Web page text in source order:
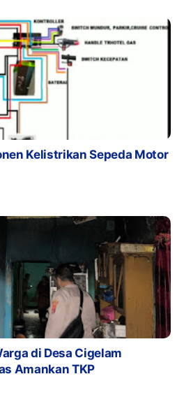
Kelistrikan Sepeda Motor
di Desa Cigelam
Amankan TKP